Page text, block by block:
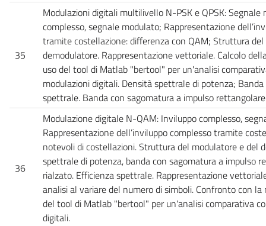
35
Modulazioni digitali multilivello N-PSK e QPSK:
complesso, segnale modulato; Rappresentazione
tramite costellazione: differenza con QAM; Struttura
demodulatore. Rappresentazione vettoriale. Calcolo
uso del tool di Matlab "bertool" per un'analisi
modulazioni digitali. Densità spettrale di potenza;
spettrale. Banda con sagomatura a impulso
36
Modulazione digitale N-QAM: Inviluppo complesso,
Rappresentazione dell’inviluppo complesso tramite
notevoli di costellazioni. Struttura del modulatore e del
spettrale di potenza, banda con sagomatura a impulso
rialzato. Efficienza spettrale. Rappresentazione
analisi al variare del numero di simboli. Confronto con la
del tool di Matlab "bertool" per un'analisi comparativa
digitali.